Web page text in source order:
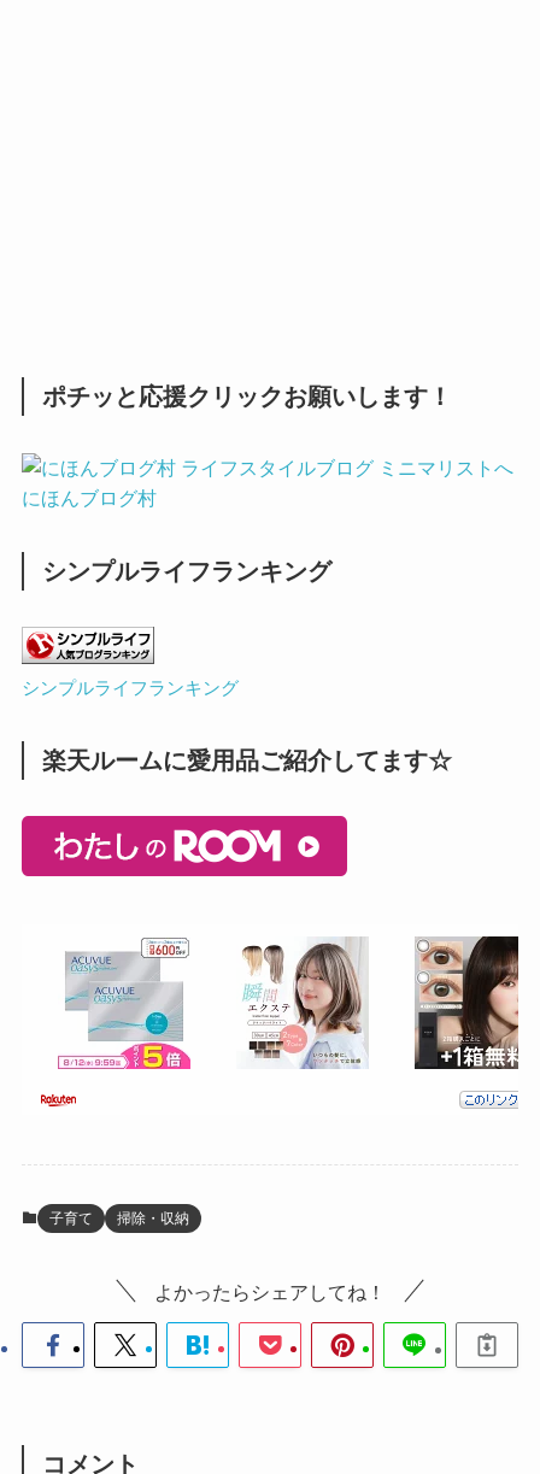
ポチッと応援クリックお願いします！
にほんブログ村
シンプルライフランキング
シンプルライフランキング
楽天ルームに愛用品ご紹介してます☆
子育て 掃除・収納
よかったらシェアしてね！
コメント